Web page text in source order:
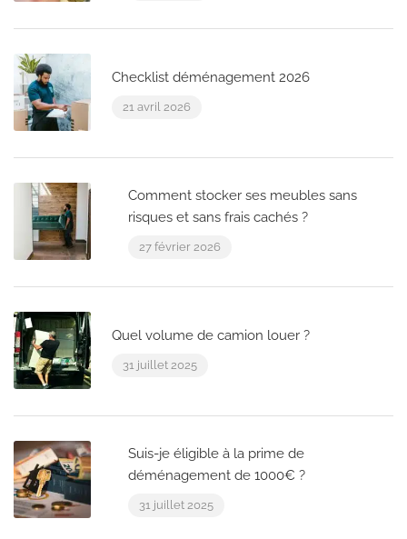
Checklist déménagement 2026
21 avril 2026
Comment stocker ses meubles sans
risques et sans frais cachés ?
27 février 2026
Quel volume de camion louer ?
31 juillet 2025
Suis-je éligible à la prime de
déménagement de 1000€ ?
31 juillet 2025